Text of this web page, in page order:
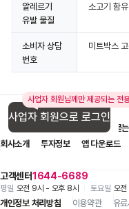
알레르기
유발 물질
소고기 함유
소비자 상담
번호
미트박스
사업자 회원님께만 제공되는 전
사업자 회원으로 로그인
고객센터1644-6689
평일 오전 9시 - 오후 8시 토요일 오
입점 제휴 문의
자주 묻
회사소개
투자정보 앱 다운로드
개인정보 처리방침 이용약관 유